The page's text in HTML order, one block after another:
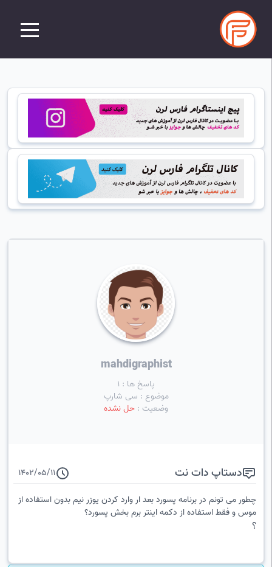
mahdigraphist
پاسخ ها : 1
موضوع : سی شارپ
وضعیت : حل نشده
دستاپ دات نت
1402/05/11
چطور می تونم در برنامه پسورد بعد ار وارد کردن یوزر نیم بدون استفاده از
موس و فقط استفاده از دکمه اینتر برم بخش پسورد؟
؟